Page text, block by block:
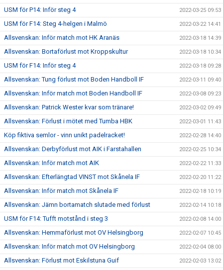
USM för P14: Inför steg 4 2022-03-25 09:53
USM för F14: Steg 4-helgen i Malmö 2022-03-22 14:41
Allsvenskan: Inför match mot HK Aranäs 2022-03-18 14:39
Allsvenskan: Bortaförlust mot Kroppskultur 2022-03-18 10:34
USM för F14: Inför steg 4 2022-03-18 09:28
Allsvenskan: Tung förlust mot Boden Handboll IF 2022-03-11 09:40
Allsvenskan: Inför match mot Boden Handboll IF 2022-03-08 09:23
Allsvenskan: Patrick Wester kvar som tränare! 2022-03-02 09:49
Allsvenskan: Förlust i mötet med Tumba HBK 2022-03-01 11:43
Köp fiktiva semlor - vinn unikt padelracket! 2022-02-28 14:40
Allsvenskan: Derbyförlust mot AIK i Farstahallen 2022-02-25 10:34
Allsvenskan: Inför match mot AIK 2022-02-22 11:33
Allsvenskan: Efterlängtad VINST mot Skånela IF 2022-02-20 11:22
Allsvenskan: Inför match mot Skånela IF 2022-02-18 10:19
Allsvenskan: Jämn bortamatch slutade med förlust 2022-02-14 10:18
USM för F14: Tufft motstånd i steg 3 2022-02-08 14:00
Allsvenskan: Hemmaförlust mot OV Helsingborg 2022-02-07 10:45
Allsvenskan: Inför match mot OV Helsingborg 2022-02-04 08:00
Allsvenskan: Förlust mot Eskilstuna Guif 2022-02-03 13:02